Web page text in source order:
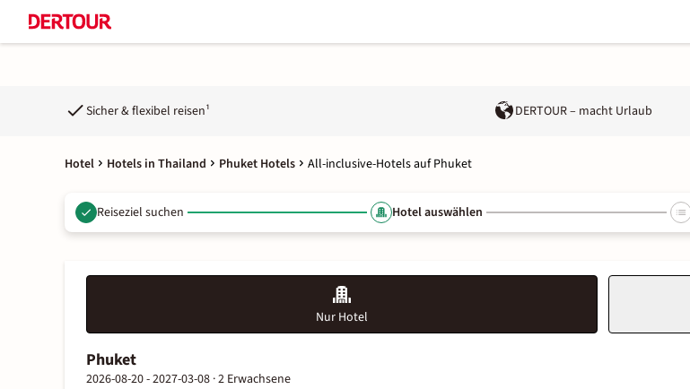
Sicher & flexibel reisen¹ DERTOUR – macht Urlaub
Hotel Hotels in Thailand Phuket Hotels All-inclusive-Hotels auf Phuket
Reiseziel suchen Hotel auswählen
Nur Hotel
Phuket
2026-08-20 - 2027-03-08 ·2 Erwachsene